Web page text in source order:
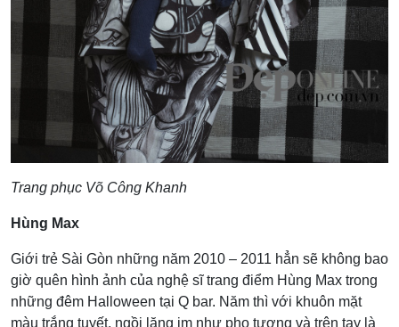
Trang phục Võ Công Khanh
Hùng Max
Giới trẻ Sài Gòn những năm 2010 – 2011 hẳn sẽ không bao
giờ quên hình ảnh của nghệ sĩ trang điểm Hùng Max trong
những đêm Halloween tại Q bar. Năm thì với khuôn mặt
màu trắng tuyết, ngồi lặng im như pho tượng và trên tay là